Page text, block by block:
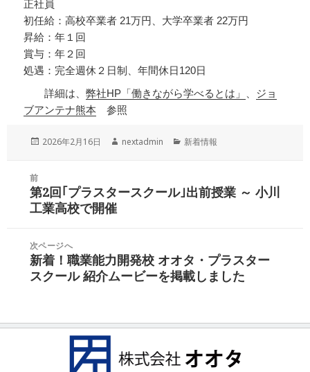
正社員
初任給：高校卒業者 21万円、大学卒業者 22万円
昇給：年１回
賞与：年２回
処遇：完全週休２日制、年間休日120日
詳細は、 弊社HP「働きながら学べるとは」
ジョ
ブアンテナ熊本 参照
投
2026年2月16日
作
nextadmin
カ
ー
新着情報
前
前
の
稿:
第2回｢プラスタースクール｣出前授業 ～ 小川
工業高校で開催
次ページへ
次
の
新着！職業能力開発校 オオタ・プラスター
スクール 紹介ムービーを掲載しました